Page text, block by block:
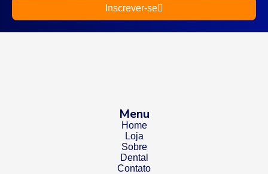
Inscrever-se
Menu
Home
Loja
Sobre
Dental
Contato